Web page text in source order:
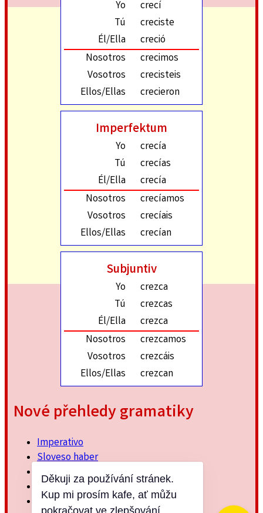
Yo
crecí
Tú
creciste
Él/Ella
creció
Nosotros
crecimos
Vosotros
crecisteis
Ellos/Ellas
crecieron
Imperfektum
Yo
crecía
Tú
crecías
Él/Ella
crecía
Nosotros
crecíamos
Vosotros
crecíais
Ellos/Ellas
crecían
Subjuntiv
Yo
crezca
Tú
crezcas
Él/Ella
crezca
Nosotros
crezcamos
Vosotros
crezcáis
Ellos/Ellas
crezcan
Nové přehledy gramatiky
Imperativo
Sloveso haber
Imperfektum
Přítomný subjuntiv
Minulý jednoduchý
Děkuji za používání stránek.
Kup mi prosím kafe, ať můžu
pokračovat ve zlepšování